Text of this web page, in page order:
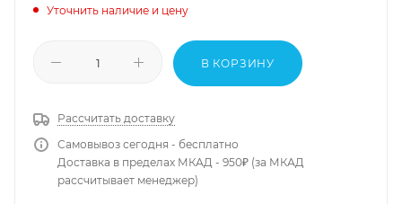
Уточнить наличие и цену
В КОРЗИНУ
Рассчитать доставку
Самовывоз сегодня - бесплатно
Доставка в пределах МКАД - 950₽ (за МКАД
рассчитывает менеджер)